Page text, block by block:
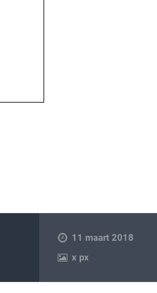
11 maart 2018
x px